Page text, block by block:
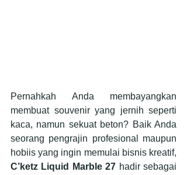
Pernahkah Anda membayangkan
membuat souvenir yang jernih seperti
kaca, namun sekuat beton? Baik Anda
seorang pengrajin profesional maupun
C’ketz Liquid Marble 27 hadir sebagai